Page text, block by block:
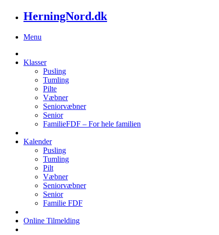
HerningNord.dk
Menu
Klasser
Pusling
Tumling
Pilte
Væbner
Seniorvæbner
Senior
FamilieFDF – For hele familien
Kalender
Pusling
Tumling
Pilt
Væbner
Seniorvæbner
Senior
Familie FDF
Online Tilmelding